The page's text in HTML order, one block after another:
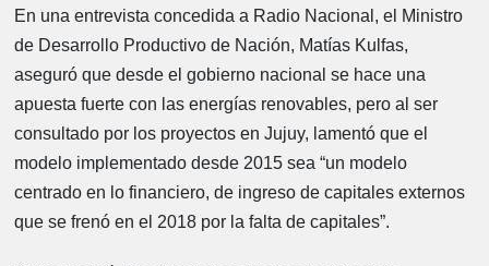
En una entrevista concedida a Radio Nacional, el Ministro
de Desarrollo Productivo de Nación, Matías Kulfas,
aseguró que desde el gobierno nacional se hace una
apuesta fuerte con las energías renovables, pero al ser
consultado por los proyectos en Jujuy, lamentó que el
modelo implementado desde 2015 sea “un modelo
centrado en lo financiero, de ingreso de capitales externos
que se frenó en el 2018 por la falta de capitales”.